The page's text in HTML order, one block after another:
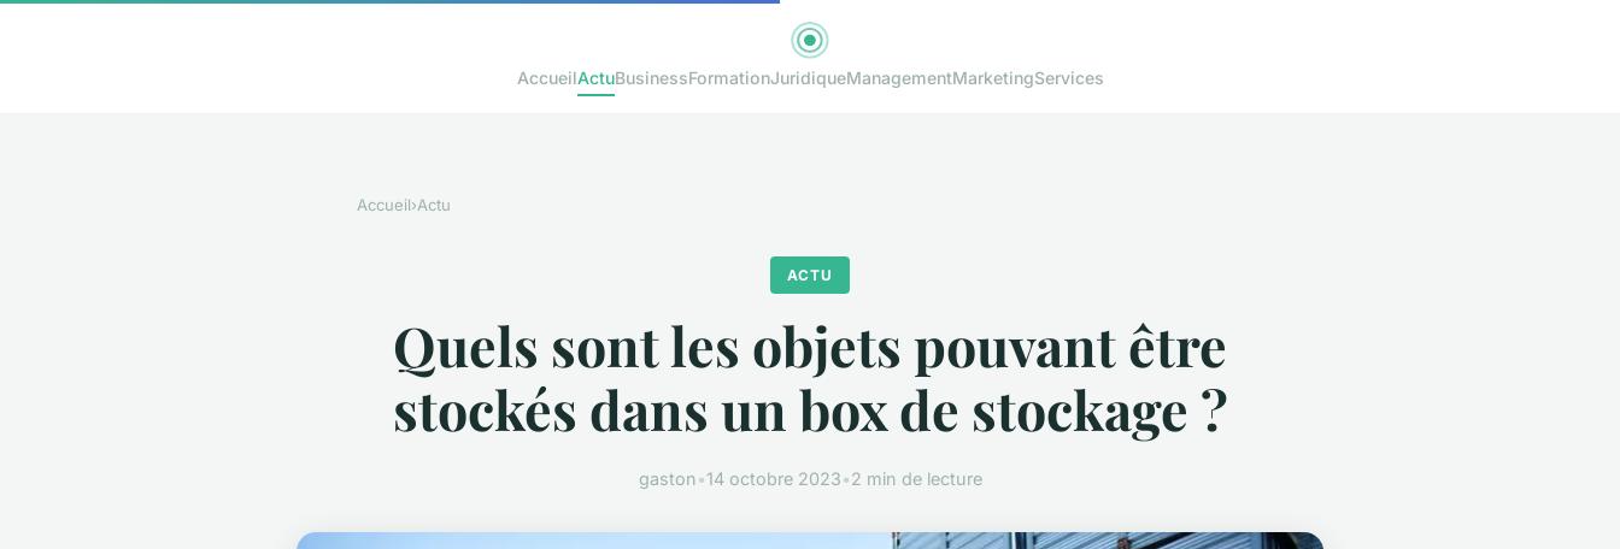
AccueilActuBusinessFormationJuridiqueManagementMarketingServices
Accueil›Actu
ACTU
Quels sont les objets pouvant être
stockés dans un box de stockage ?
gaston•14 octobre 2023•2 min de lecture